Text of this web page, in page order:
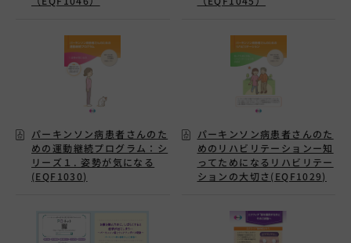
パーキンソン病患者さんのた
めの運動継続プログラム：シ
リーズ１. 姿勢が気になる
(EQF1030)
パーキンソン病患者さんのた
めのリハビリテーションー知
ってためになるリハビリテー
ションの大切さ(EQF1029)